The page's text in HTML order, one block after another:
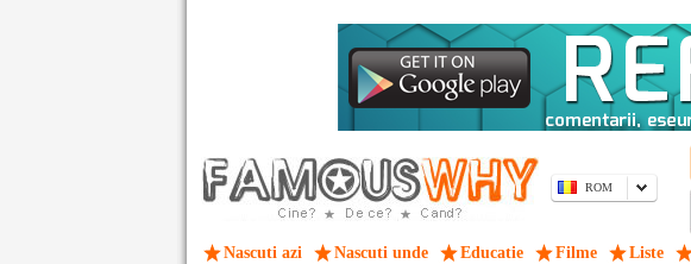
ROM
Nascuti azi Nascuti unde Educatie Filme Liste